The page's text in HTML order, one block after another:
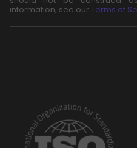
information, see our Terms of